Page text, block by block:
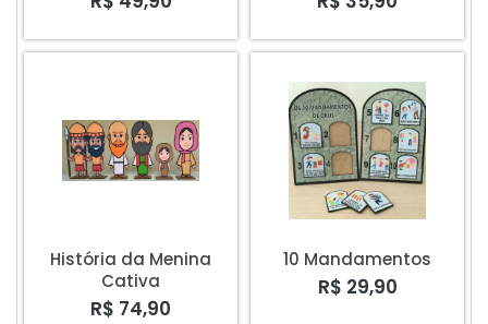
História da Menina
Cativa
R$ 74,90
10 Mandamentos
R$ 29,90